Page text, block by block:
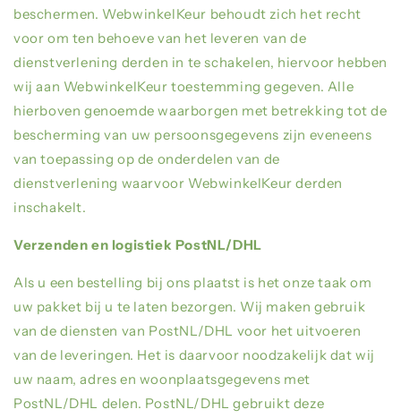
beschermen. WebwinkelKeur behoudt zich het recht
voor om ten behoeve van het leveren van de
dienstverlening derden in te schakelen, hiervoor hebben
wij aan WebwinkelKeur toestemming gegeven. Alle
hierboven genoemde waarborgen met betrekking tot de
bescherming van uw persoonsgegevens zijn eveneens
van toepassing op de onderdelen van de
dienstverlening waarvoor WebwinkelKeur derden
inschakelt.
Verzenden en logistiek PostNL/DHL
Als u een bestelling bij ons plaatst is het onze taak om
uw pakket bij u te laten bezorgen. Wij maken gebruik
van de diensten van PostNL/DHL voor het uitvoeren
van de leveringen. Het is daarvoor noodzakelijk dat wij
uw naam, adres en woonplaatsgegevens met
PostNL/DHL delen. PostNL/DHL gebruikt deze